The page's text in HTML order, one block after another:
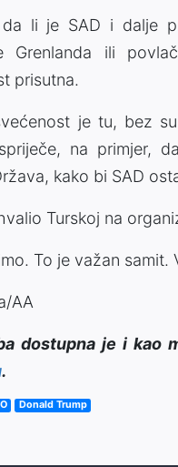
li je SAD i dalje
Grenlanda ili
prisutna.
je tu, bez
na primjer,
kako bi SAD
Turskoj na
To je važan
AA
dostupna je i kao
.
Donald Trump